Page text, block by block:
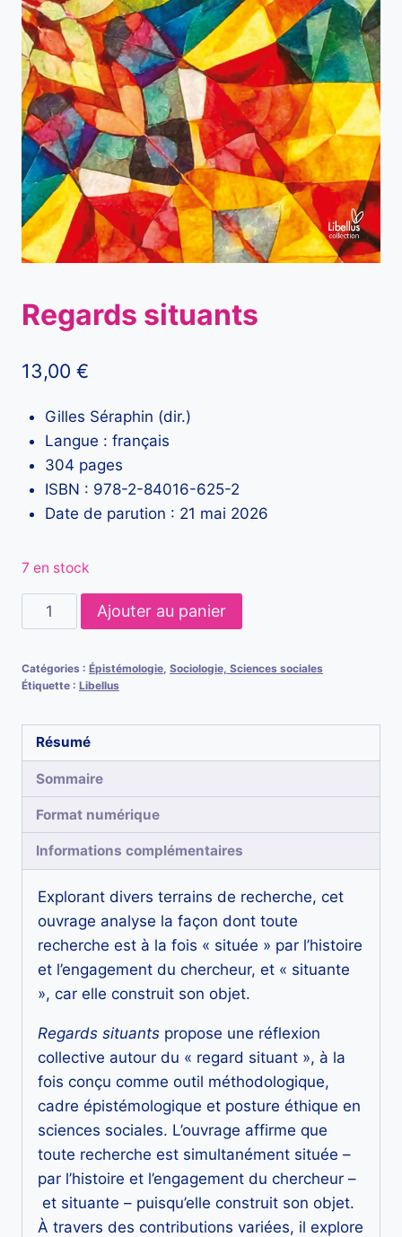
Regards situants
13,00 €
Gilles Séraphin (dir.)
Langue : français
304 pages
ISBN : 978-2-84016-625-2
Date de parution : 21 mai 2026
7 en stock
quantité
de
situants
Ajouter au panier
Catégories : Épistémologie Sociologie, Sciences sociales
Étiquette : Libellus
Résumé
Sommaire
Format numérique
Informations complémentaires
Explorant divers terrains de recherche, cet
ouvrage analyse la façon dont toute
recherche est à la fois « située » par l’histoire
et l’engagement du chercheur, et « situante
», car elle construit son objet.
Regards situants propose une réflexion
collective autour du « regard situant », à la
fois conçu comme outil méthodologique,
cadre épistémologique et posture éthique en
sciences sociales. L’ouvrage affirme que
toute recherche est simultanément située –
par l’histoire et l’engagement du chercheur –
et situante – puisqu’elle construit son objet.
À travers des contributions variées, il explore